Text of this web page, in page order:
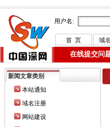
用户名:
首 页 域
在线提交问
新闻文章类别
本站通知
域名注册
网站建设